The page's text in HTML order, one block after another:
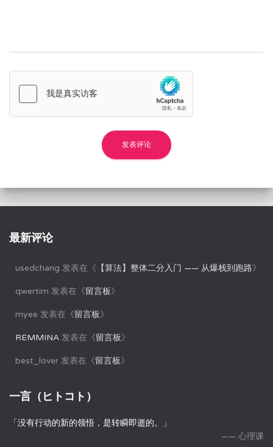
最新评论
usedchang 发表在《 【算法】整体二分入门 —— 从爆栈到跑路》
qwertim 发表在《留言板》
myee 发表在《留言板》
REMMINA 发表在《留言板》
best_lover 发表在《留言板》
一言（ヒトコト）
「没有行动的新的领悟，是转瞬即逝的。」
—— 心理课